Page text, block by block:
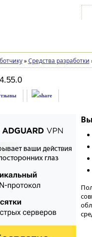
» Средства разработки
4.55.0